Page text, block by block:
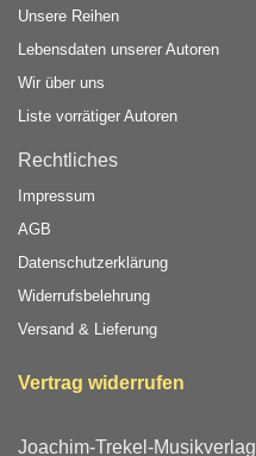
Unsere Reihen
Lebensdaten unserer Autoren
Wir über uns
Liste vorrätiger Autoren
Rechtliches
Impressum
AGB
Datenschutzerklärung
Widerrufsbelehrung
Versand & Lieferung
Vertrag widerrufen
Joachim-Trekel-Musikverlag